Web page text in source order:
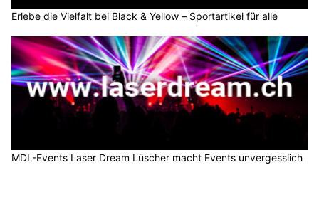
Erlebe die Vielfalt bei Black & Yellow – Sportartikel für alle
MDL-Events Laser Dream Lüscher macht Events unvergesslich